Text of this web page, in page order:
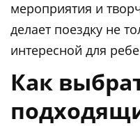
мероприятия и
делает поездку не
интересной для
Как